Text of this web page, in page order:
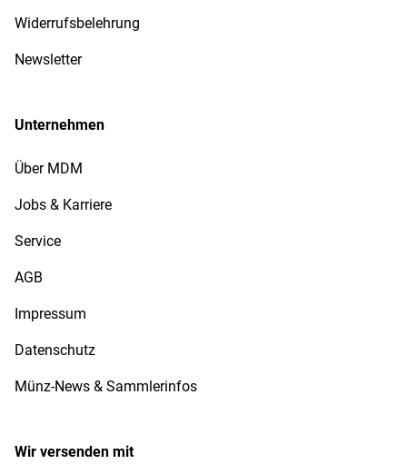
Widerrufsbelehrung
Newsletter
Unternehmen
Über MDM
Jobs & Karriere
Service
AGB
Impressum
Datenschutz
Münz-News & Sammlerinfos
Wir versenden mit